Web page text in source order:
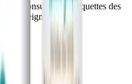
Consultez les etiquettes des
renseignements.